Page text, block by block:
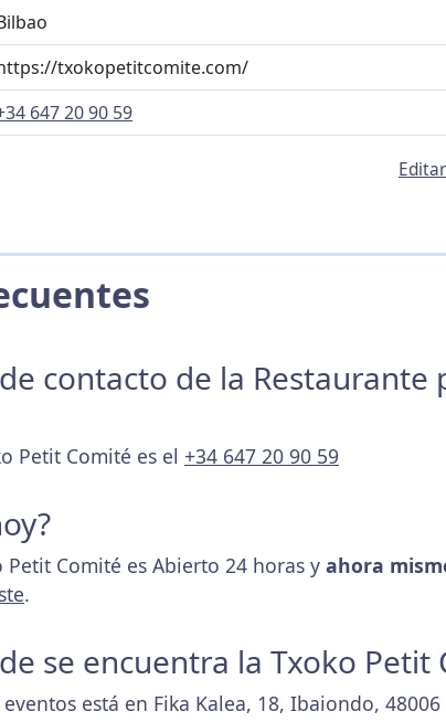
txokopetitcomite.com/
647 20 90 59
contacto de la Restaurante
Petit Comité es el +34 647 20 90 59
Comité es Abierto 24 horas y ahora
.
se encuentra la Txoko Petit
está en Fika Kalea, 18, Ibaiondo,